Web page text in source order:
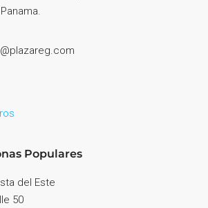
Populares
del Este
50